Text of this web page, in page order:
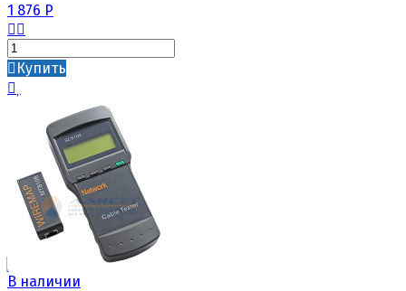
1 876 Р
Купить
В наличии